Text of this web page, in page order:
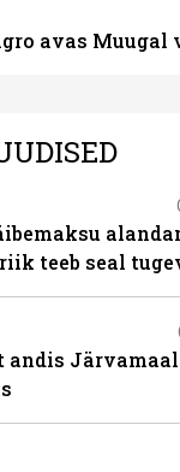
avas
teeb seal
andis